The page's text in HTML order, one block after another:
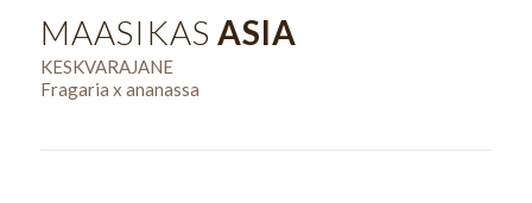
MAASIKAS ASIA
KESKVARAJANE
Fragaria x ananassa